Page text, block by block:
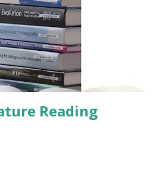
tetap dibuka. 😁 Daftar Judul Ebook
di Google Play Book : 1. Just us
2. Just us kids - Shipwrecked - D
de Bezenac 4. Turtle Trouble
Reading